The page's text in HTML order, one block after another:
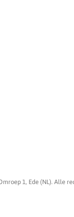
1, Ede (NL). Alle